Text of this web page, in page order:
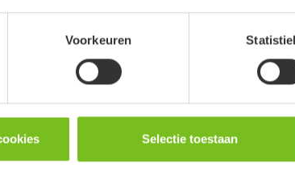
Voorkeuren
Selectie toestaan
de productversie en het
-